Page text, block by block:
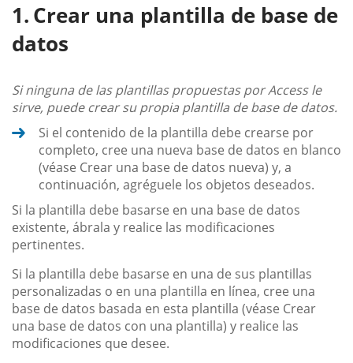
Crear una plantilla de base de
datos
Si ninguna de las plantillas propuestas por Access le
sirve, puede crear su propia plantilla de base de datos.
Si el contenido de la plantilla debe crearse por
completo, cree una nueva base de datos en blanco
(véase Crear una base de datos nueva) y, a
continuación, agréguele los objetos deseados.
Si la plantilla debe basarse en una base de datos
existente, ábrala y realice las modificaciones
pertinentes.
Si la plantilla debe basarse en una de sus plantillas
personalizadas o en una plantilla en línea, cree una
base de datos basada en esta plantilla (véase Crear
una base de datos con una plantilla) y realice las
modificaciones que desee.